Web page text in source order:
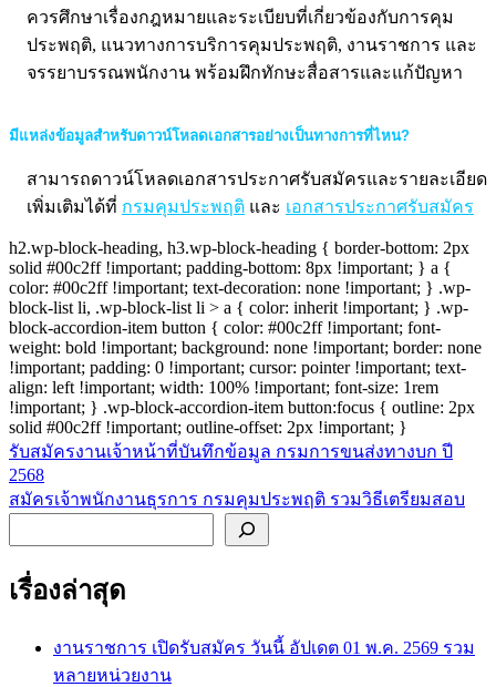
ควรศึกษาเรื่องกฎหมายและระเบียบที่เกี่ยวข้องกับการคุม
ประพฤติ, แนวทางการบริการคุมประพฤติ, งานราชการ และ
จรรยาบรรณพนักงาน พร้อมฝึกทักษะสื่อสารและแก้ปัญหา
มีแหล่งข้อมูลสำหรับดาวน์โหลดเอกสารอย่างเป็นทางการที่ไหน?
สามารถดาวน์โหลดเอกสารประกาศรับสมัครและรายละเอียด
เพิ่มเติมได้ที่ กรมคุมประพฤติ และ เอกสารประกาศรับสมัคร
h2.wp-block-heading, h3.wp-block-heading { border-bottom: 2px
solid #00c2ff !important; padding-bottom: 8px !important; } a {
color: #00c2ff !important; text-decoration: none !important; } .wp-
block-list li, .wp-block-list li > a { color: inherit !important; } .wp-
block-accordion-item button { color: #00c2ff !important; font-
weight: bold !important; background: none !important; border: none
!important; padding: 0 !important; cursor: pointer !important; text-
align: left !important; width: 100% !important; font-size: 1rem
!important; } .wp-block-accordion-item button:focus { outline: 2px
solid #00c2ff !important; outline-offset: 2px !important; }
แนะแนว
เรื่อง
รับสมัครงานเจ้าหน้าที่บันทึกข้อมูล กรมการขนส่งทางบก ปี
2568
สมัครเจ้าพนักงานธุรการ กรมคุมประพฤติ รวมวิธีเตรียมสอบ
เรื่องล่าสุด
งานราชการ เปิดรับสมัคร วันนี้ อัปเดต 01 พ.ค. 2569 รวม
หลายหน่วยงาน